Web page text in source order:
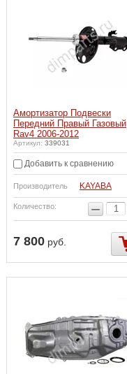
Амортизатор Подвески
Передний Правый Газовый
Rav4 2006-2012
Артикул: 339031
Добавить к сравнению
Производитель KAYABA
Количество: −
7 800 руб.